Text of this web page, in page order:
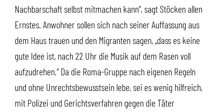
Nachbarschaft selbst mitmachen kann“, sagt Stöcken allen
Ernstes. Anwohner sollen sich nach seiner Auffassung aus
dem Haus trauen und den Migranten sagen, „dass es keine
gute Idee ist, nach 22 Uhr die Musik auf dem Rasen voll
aufzudrehen.“ Da die Roma-Gruppe nach eigenen Regeln
und ohne Unrechtsbewusstsein lebe, sei es wenig hilfreich,
mit Polizei und Gerichtsverfahren gegen die Täter